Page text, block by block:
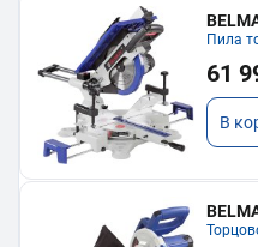
Пила
61
В